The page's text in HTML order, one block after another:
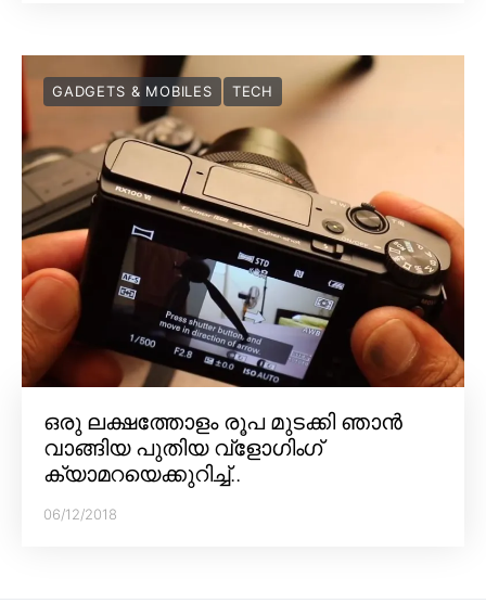
GADGETS & MOBILES TECH
ഒരു ലക്ഷത്തോളം രൂപ മുടക്കി ഞാൻ
വാങ്ങിയ പുതിയ വ്‌ളോഗിംഗ്
ക്യാമറയെക്കുറിച്ച്..
06/12/2018